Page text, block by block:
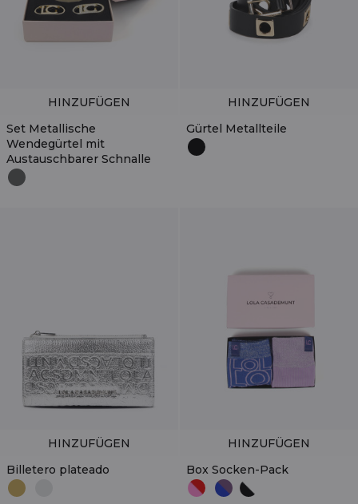
Set Metallische
Wendegürtel mit
Austauschbarer Schnalle
HINZUFÜGEN
Gürtel Metallteile
HINZUFÜGEN
Billetero plateado
HINZUFÜGEN
Box Socken-Pack
HINZUFÜGEN